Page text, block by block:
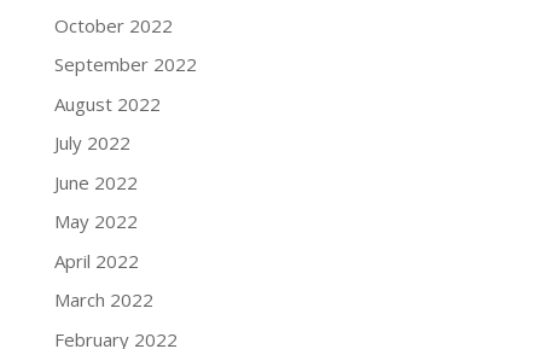
October 2022
September 2022
August 2022
July 2022
June 2022
May 2022
April 2022
March 2022
February 2022